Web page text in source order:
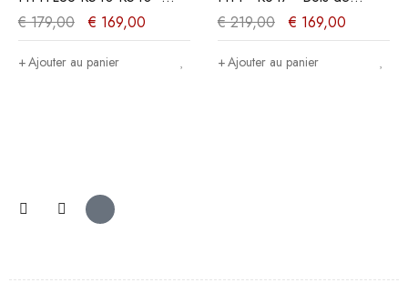
K540 - Chêne Millenium
clair - 68x42x68cm
€179,00 € 169,00
Ajouter au panier
marine foncé/Noir -
68x42x68cm
€219,00 € 169,00
Ajouter au panier